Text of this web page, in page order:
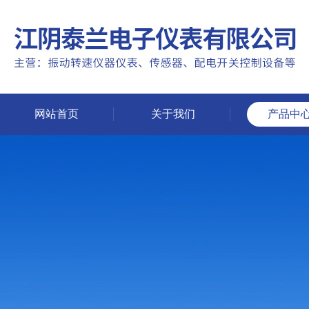
网站首页 关于我们 产品中